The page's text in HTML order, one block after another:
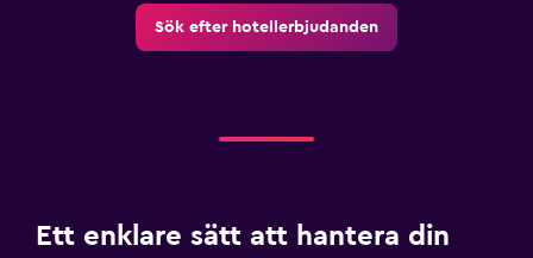
Sök efter hotellerbjudanden
Ett enklare sätt att hantera din